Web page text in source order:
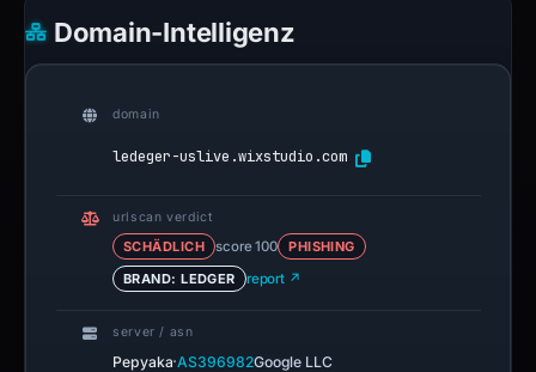
Domain-Intelligenz
domain
ledeger-uslive.wixstudio.com
urlscan verdict
SCHÄDLICH score 100
PHISHING
BRAND: LEDGER
report ↗
server / asn
Pepyaka·AS396982Google LLC